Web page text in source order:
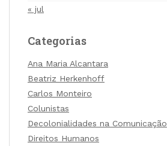
« jul
Categorias
Ana Maria Alcantara
Beatriz Herkenhoff
Carlos Monteiro
Colunistas
Decolonialidades na Comunicação
Direitos Humanos